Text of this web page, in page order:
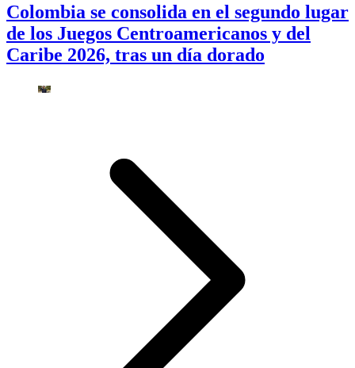
Colombia se consolida en el segundo lugar
de los Juegos Centroamericanos y del
Caribe 2026, tras un día dorado